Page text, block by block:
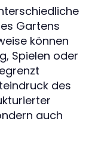
Gartens
können
Spielen oder
des
auch